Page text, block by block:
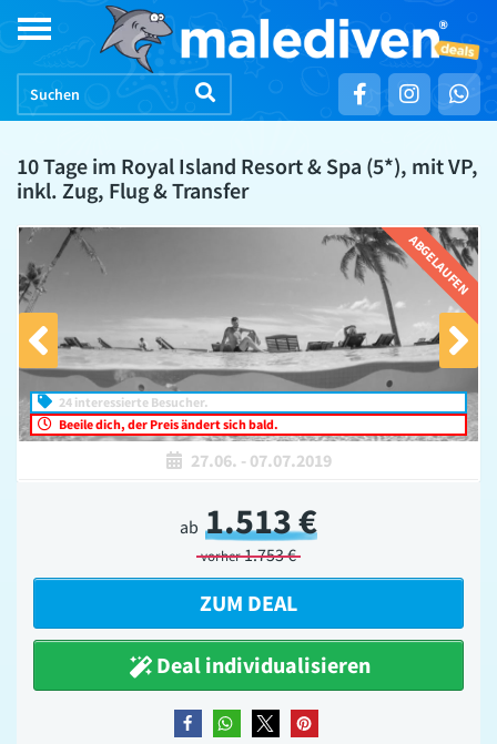
Skip
Toggle
navigation
10 Tage im Royal Island Resort & Spa (5*), mit VP,
inkl. Zug, Flug & Transfer
ABGELAUFEN
27.06. - 07.07.2019
24 interessierte Besucher.
Beeile dich, der Preis ändert sich bald.
ab 1.513 €
vorher1.753 €
ZUM DEAL
Deal individualisieren